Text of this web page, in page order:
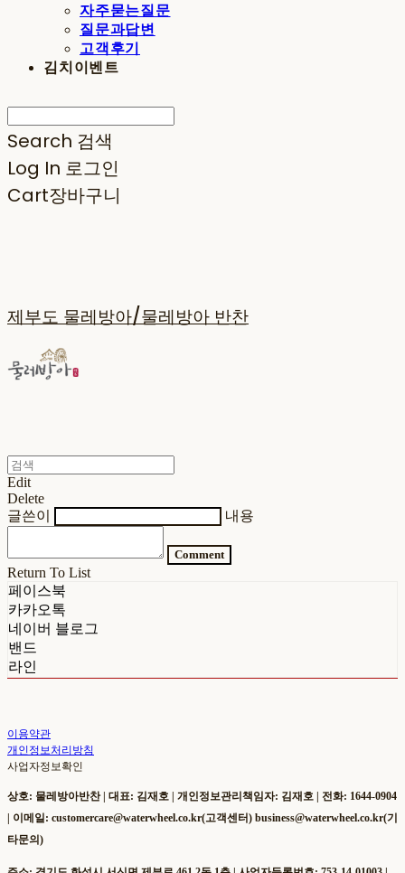
자주묻는질문
질문과답변
고객후기
김치이벤트
Search 검색
Log In 로그인
Cart장바구니
제부도 물레방아/물레방아 반찬
Edit
Delete
글쓴이
내용
Comment
Return To List
페이스북
카카오톡
네이버 블로그
밴드
라인
이용약관
개인정보처리방침
사업자정보확인
상호: 물레방아반찬 | 대표: 김재호 | 개인정보관리책임자: 김재호 | 전화: 1644-0904
| 이메일: customercare@waterwheel.co.kr(고객센터) business@waterwheel.co.kr(기
타문의)